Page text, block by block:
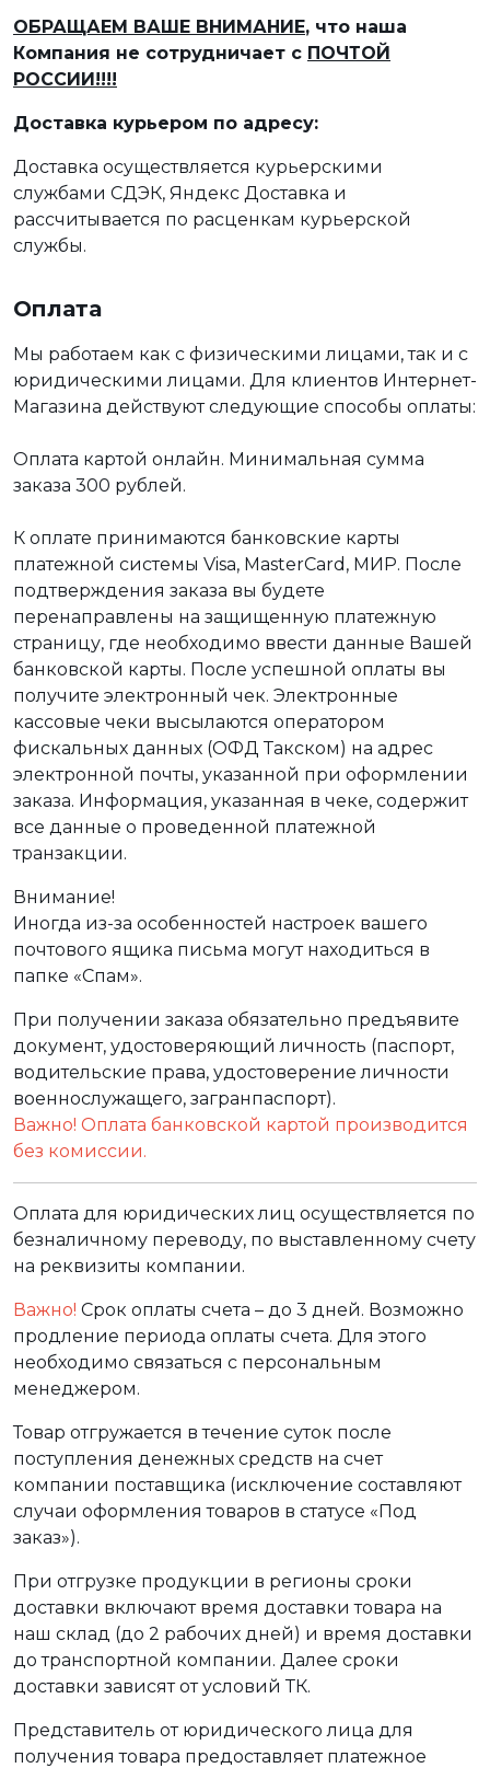
ОБРАЩАЕМ ВАШЕ ВНИМАНИЕ, что наша
Компания не сотрудничает с ПОЧТОЙ
РОССИИ!!!!
Доставка курьером по адресу:
Доставка осуществляется курьерскими
службами СДЭК, Яндекс Доставка и
рассчитывается по расценкам курьерской
службы.
Оплата
Мы работаем как с физическими лицами, так и с
юридическими лицами. Для клиентов Интернет-
Магазина действуют следующие способы оплаты:
Оплата картой онлайн. Минимальная сумма
заказа 300 рублей.
К оплате принимаются банковские карты
платежной системы Visa, MasterCard, МИР. После
подтверждения заказа вы будете
перенаправлены на защищенную платежную
страницу, где необходимо ввести данные Вашей
банковской карты. После успешной оплаты вы
получите электронный чек. Электронные
кассовые чеки высылаются оператором
фискальных данных (ОФД Такском) на адрес
электронной почты, указанной при оформлении
заказа. Информация, указанная в чеке, содержит
все данные о проведенной платежной
транзакции.
Внимание!
Иногда из-за особенностей настроек вашего
почтового ящика письма могут находиться в
папке «Спам».
При получении заказа обязательно предъявите
документ, удостоверяющий личность (паспорт,
водительские права, удостоверение личности
военнослужащего, загранпаспорт).
Важно! Оплата банковской картой производится
без комиссии.
Оплата для юридических лиц осуществляется по
безналичному переводу, по выставленному счету
на реквизиты компании.
Важно! Срок оплаты счета – до 3 дней. Возможно
продление периода оплаты счета. Для этого
необходимо связаться с персональным
менеджером.
Товар отгружается в течение суток после
поступления денежных средств на счет
компании поставщика (исключение составляют
случаи оформления товаров в статусе «Под
заказ»).
При отгрузке продукции в регионы сроки
доставки включают время доставки товара на
наш склад (до 2 рабочих дней) и время доставки
до транспортной компании. Далее сроки
доставки зависят от условий ТК.
Представитель от юридического лица для
получения товара предоставляет платежное